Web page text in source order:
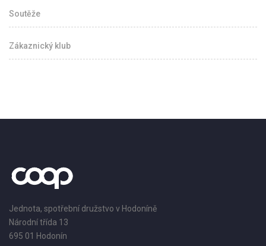
Soutěže
Zákaznický klub
Jednota, spotřební družstvo v Hodoníně
Národní třída 13
695 01 Hodonín